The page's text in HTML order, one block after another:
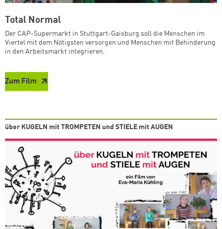
Total Normal
Der CAP-Supermarkt in Stuttgart-Gaisburg soll die Menschen im
Viertel mit dem Nötigsten versorgen und Menschen mit Behinderung
in den Arbeitsmarkt integrieren.
Zum Film
über KUGELN mit TROMPETEN und STIELE mit AUGEN